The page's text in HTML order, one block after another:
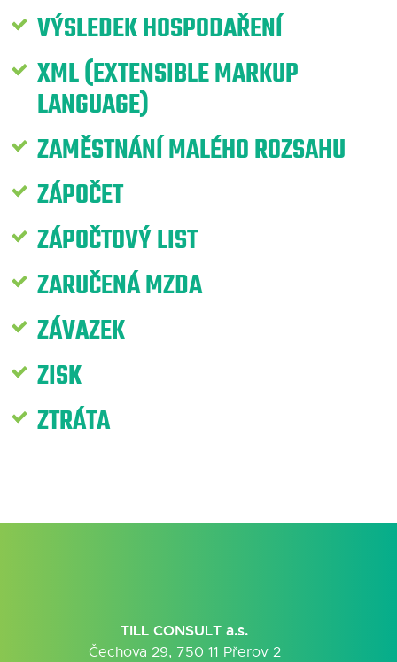
VÝSLEDEK HOSPODAŘENÍ
XML (EXTENSIBLE MARKUP
LANGUAGE)
ZAMĚSTNÁNÍ MALÉHO ROZSAHU
ZÁPOČET
ZÁPOČTOVÝ LIST
ZARUČENÁ MZDA
ZÁVAZEK
ZISK
ZTRÁTA
TILL CONSULT a.s.
Čechova 29, 750 11 Přerov 2